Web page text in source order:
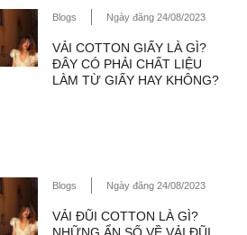
Blogs Ngày đăng 24/08/2023
VẢI COTTON GIẤY LÀ GÌ?
ĐÂY CÓ PHẢI CHẤT LIỆU
LÀM TỪ GIẤY HAY KHÔNG?
Blogs Ngày đăng 24/08/2023
VẢI ĐŨI COTTON LÀ GÌ?